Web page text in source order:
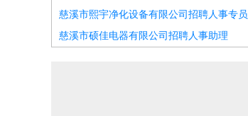
慈溪市熙宇净化设备有限公司招聘人事专员
慈溪市硕佳电器有限公司招聘人事助理